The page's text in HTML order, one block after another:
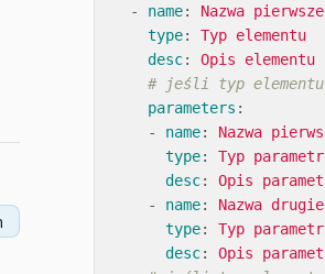
-
name:
Nazwa
type:
Typ elementu
desc:
Opis elementu
# jeśli typ
parameters :
-
name:
Nazwa
type:
Typ
desc:
Opis
-
name:
Nazwa
type:
Typ
desc:
Opis